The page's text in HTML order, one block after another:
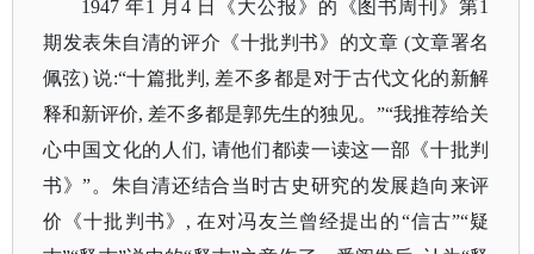
1947 年1 月4 日《大公报》的《图书周刊》第1
期发表朱自清的评介《十批判书》的文章 (文章署名
佩弦) 说:“十篇批判, 差不多都是对于古代文化的新解
释和新评价, 差不多都是郭先生的独见。”“我推荐给关
心中国文化的人们, 请他们都读一读这一部《十批判
书》”。朱自清还结合当时古史研究的发展趋向来评
价《十批判书》, 在对冯友兰曾经提出的“信古”“疑